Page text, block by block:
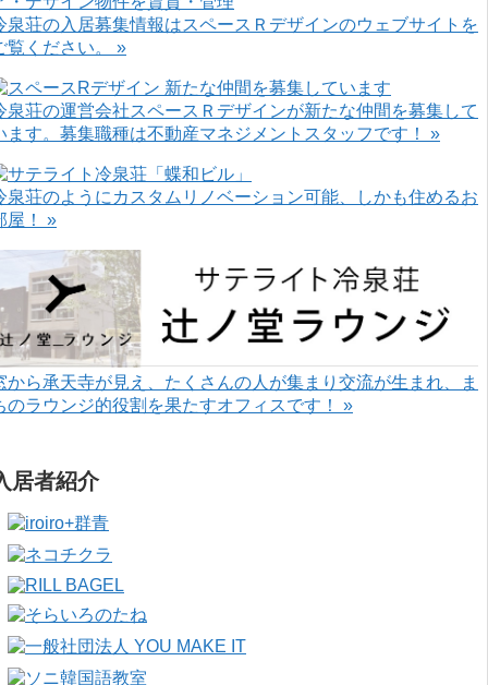
泉荘の入居募集情報はスペースＲデザインのウェブサイトを
覧ください。 »
泉荘の運営会社スペースＲデザインが新たな仲間を募集して
ます。募集職種は不動産マネジメントスタッフです！ »
泉荘のようにカスタムリノベーション可能、しかも住めるお
屋！ »
から承天寺が見え、たくさんの人が集まり交流が生まれ、ま
のラウンジ的役割を果たすオフィスです！ »
居者紹介